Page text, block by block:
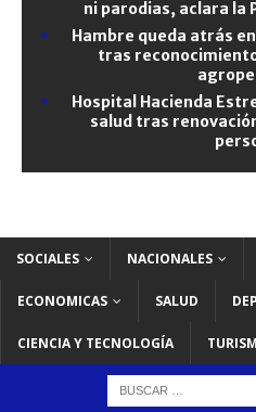
ni parodias, aclara la
Hambre queda atrás
tras
Hospital Hacienda
salud tras
SOCIALES NACIONALES
ECONOMICAS SALUD
CIENCIA Y TECNOLOGÍA